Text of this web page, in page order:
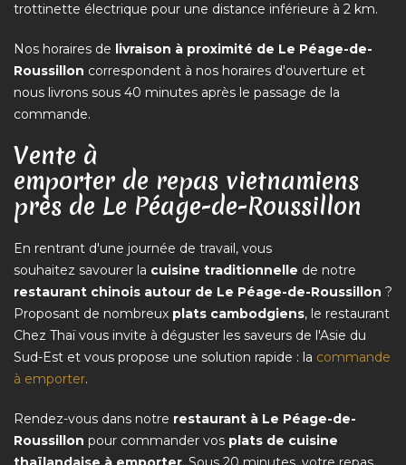
trottinette électrique pour une distance inférieure à 2 km.
Nos horaires de livraison à proximité de Le Péage-de-
Roussillon correspondent à nos horaires d'ouverture et
nous livrons sous 40 minutes après le passage de la
commande.
Vente à
emporter de repas vietnamiens
près de Le Péage-de-Roussillon
En rentrant d'une journée de travail, vous
souhaitez savourer la cuisine traditionnelle de notre
restaurant chinois autour de Le Péage-de-Roussillon ?
Proposant de nombreux plats cambodgiens, le restaurant
Chez Thaï vous invite à déguster les saveurs de l'Asie du
Sud-Est et vous propose une solution rapide : la commande
à emporter.
Rendez-vous dans notre restaurant à Le Péage-de-
Roussillon pour commander vos plats de cuisine